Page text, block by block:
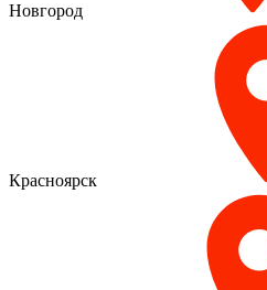
Новгород
Красноярск